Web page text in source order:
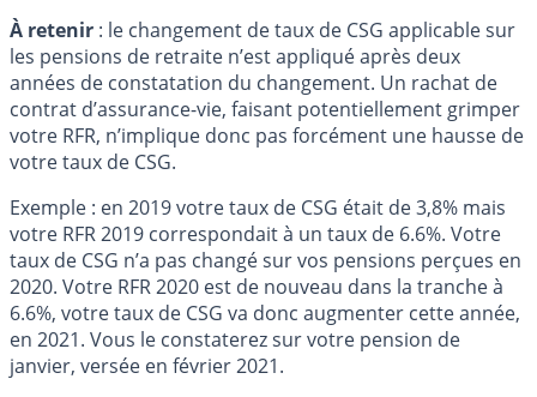
À retenir : le changement de taux de CSG applicable sur
les pensions de retraite n’est appliqué après deux
années de constatation du changement. Un rachat de
contrat d’assurance-vie, faisant potentiellement grimper
votre RFR, n’implique donc pas forcément une hausse de
votre taux de CSG.
Exemple : en 2019 votre taux de CSG était de 3,8% mais
votre RFR 2019 correspondait à un taux de 6.6%. Votre
taux de CSG n’a pas changé sur vos pensions perçues en
2020. Votre RFR 2020 est de nouveau dans la tranche à
6.6%, votre taux de CSG va donc augmenter cette année,
en 2021. Vous le constaterez sur votre pension de
janvier, versée en février 2021.